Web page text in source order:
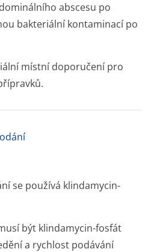
abscesu po
bakteriální kontaminací po
místní doporučení pro
se používá klindamycin-
být klindamycin-fosfát
a rychlost podávání